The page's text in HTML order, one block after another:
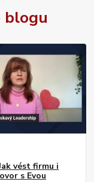
blogu
vést firmu i
s Evou